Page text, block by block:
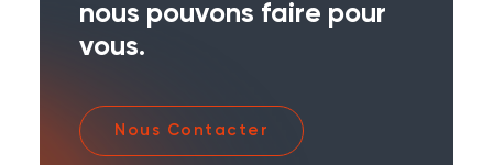
nous pouvons faire pour
vous.
Nous Contacter